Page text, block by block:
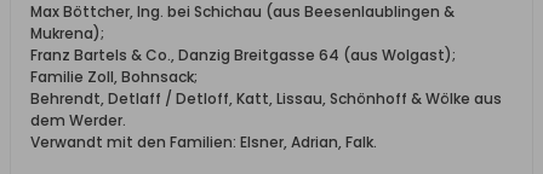
Max Böttcher, Ing. bei Schichau (aus Beesenlaublingen &
Mukrena);
Franz Bartels & Co., Danzig Breitgasse 64 (aus Wolgast);
Familie Zoll, Bohnsack;
Behrendt, Detlaff / Detloff, Katt, Lissau, Schönhoff & Wölke aus
dem Werder.
Verwandt mit den Familien: Elsner, Adrian, Falk.